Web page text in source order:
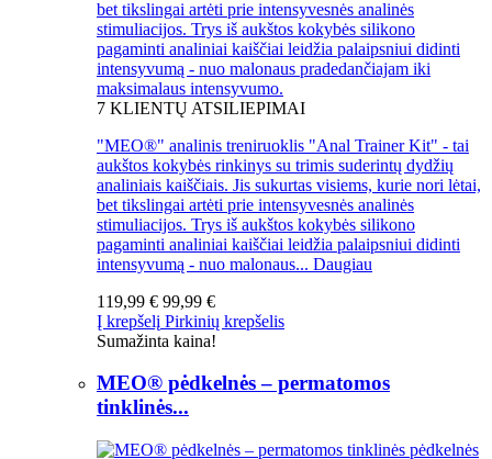
bet tikslingai artėti prie intensyvesnės analinės
stimuliacijos. Trys iš aukštos kokybės silikono
pagaminti analiniai kaiščiai leidžia palaipsniui didinti
intensyvumą - nuo malonaus pradedančiajam iki
maksimalaus intensyvumo.
7 KLIENTŲ ATSILIEPIMAI
"MEO®" analinis treniruoklis "Anal Trainer Kit" - tai
aukštos kokybės rinkinys su trimis suderintų dydžių
analiniais kaiščiais. Jis sukurtas visiems, kurie nori lėtai,
bet tikslingai artėti prie intensyvesnės analinės
stimuliacijos. Trys iš aukštos kokybės silikono
pagaminti analiniai kaiščiai leidžia palaipsniui didinti
intensyvumą - nuo malonaus... Daugiau
119,99 € 99,99 €
Į krepšelį Pirkinių krepšelis
Sumažinta kaina!
MEO® pėdkelnės – permatomos
tinklinės...